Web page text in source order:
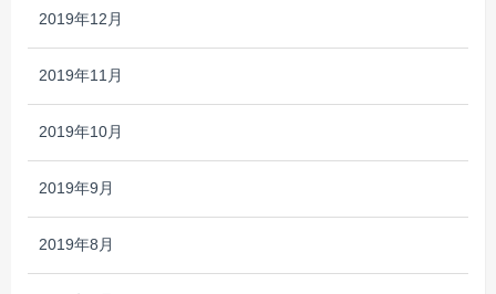
2019年12月
2019年11月
2019年10月
2019年9月
2019年8月